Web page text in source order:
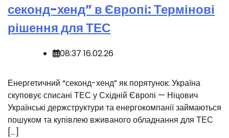
секонд-хенд” в Європі: Термінові
рішення для ТЕС
08:37 16.02.26
️Енергетичний “секонд-хенд” як порятунок: Україна
скуповує списані ТЕС у Східній Європі — Ніцович
Українські держструктури та енергокомпанії займаються
пошуком та купівлею вживаного обладнання для ТЕС
[…]